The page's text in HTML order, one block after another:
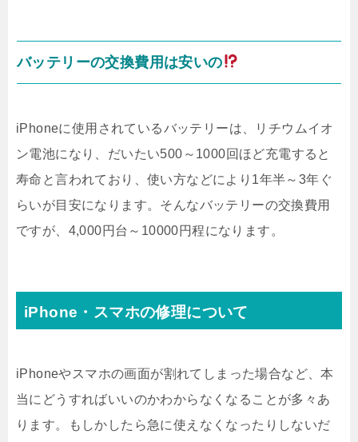
バッテリーの交換費用は安いの
iPhoneに使用されているバッテリーは、リチウムイオ
ン電池になり、だいたい500～1000回ほど充電すると
寿命と言われており、使い方などにより1年半～3年ぐ
らいが目安になります。そんなバッテリーの交換費用
ですが、4,000円台～10000円程になります。
iPhone・スマホの修理について
iPhoneやスマホの画面が割れてしまった場合など、本
当にどうすればいいのかわからなくなることが多々あ
ります。もしかしたら急に使えなくなったりしないだ